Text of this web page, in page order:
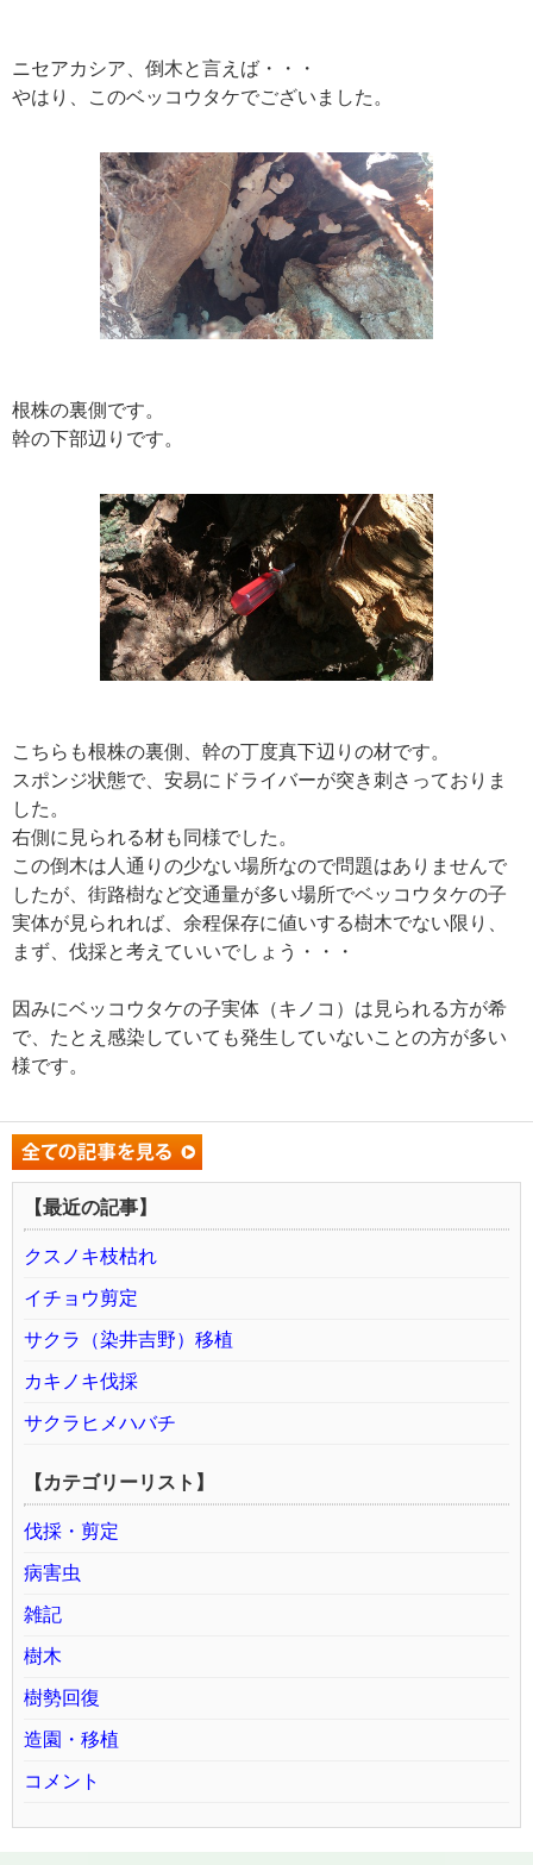
ニセアカシア、倒木と言えば・・・
やはり、このベッコウタケでございました。
根株の裏側です。
幹の下部辺りです。
こちらも根株の裏側、幹の丁度真下辺りの材です。
スポンジ状態で、安易にドライバーが突き刺さっておりま
した。
右側に見られる材も同様でした。
この倒木は人通りの少ない場所なので問題はありませんで
したが、街路樹など交通量が多い場所でベッコウタケの子
実体が見られれば、余程保存に値いする樹木でない限り、
まず、伐採と考えていいでしょう・・・
因みにベッコウタケの子実体（キノコ）は見られる方が希
で、たとえ感染していても発生していないことの方が多い
様です。
【最近の記事】
クスノキ枝枯れ
イチョウ剪定
サクラ（染井吉野）移植
カキノキ伐採
サクラヒメハバチ
【カテゴリーリスト】
伐採・剪定
病害虫
雑記
樹木
樹勢回復
造園・移植
コメント